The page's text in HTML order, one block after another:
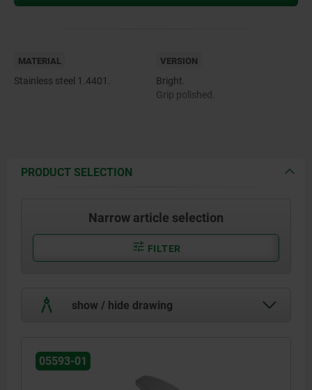
MATERIAL
Stainless steel 1.4401.
VERSION
Bright.
Grip polished.
PRODUCT SELECTION
Narrow article selection
FILTER
show / hide drawing
05593-01